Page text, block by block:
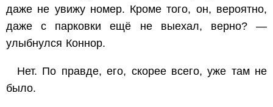
даже не увижу номер. Кроме того, он, вероятно,
даже с парковки ещё не выехал, верно? —
улыбнулся Коннор.
Нет. По правде, его, скорее всего, уже там не
было.